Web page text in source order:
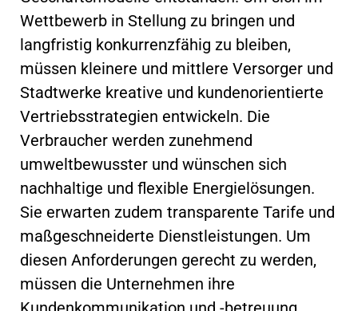
Wettbewerb in Stellung zu bringen und
langfristig konkurrenzfähig zu bleiben,
müssen kleinere und mittlere Versorger und
Stadtwerke kreative und kundenorientierte
Vertriebsstrategien entwickeln. Die
Verbraucher werden zunehmend
umweltbewusster und wünschen sich
nachhaltige und flexible Energielösungen.
Sie erwarten zudem transparente Tarife und
maßgeschneiderte Dienstleistungen. Um
diesen Anforderungen gerecht zu werden,
müssen die Unternehmen ihre